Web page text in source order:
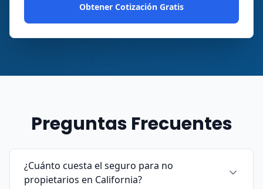
Obtener Cotización Gratis
Preguntas Frecuentes
¿Cuánto cuesta el seguro para no
propietarios en California?